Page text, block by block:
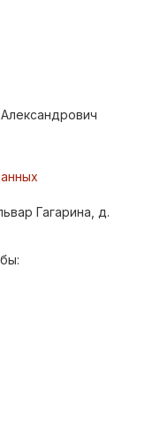
Гагарина, д.